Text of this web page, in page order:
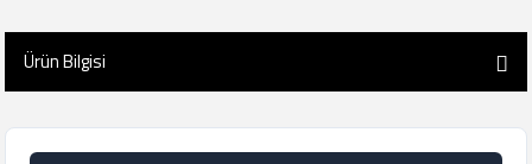
Ürün Bilgisi